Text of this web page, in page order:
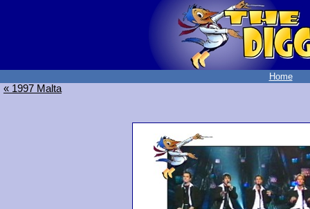
Home
« 1997 Malta